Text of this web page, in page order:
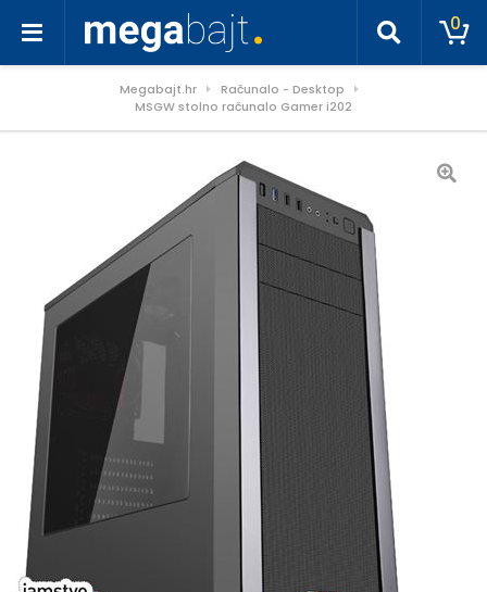
0
Megabajt.hr
Računalo - Desktop
MSGW stolno računalo Gamer i202